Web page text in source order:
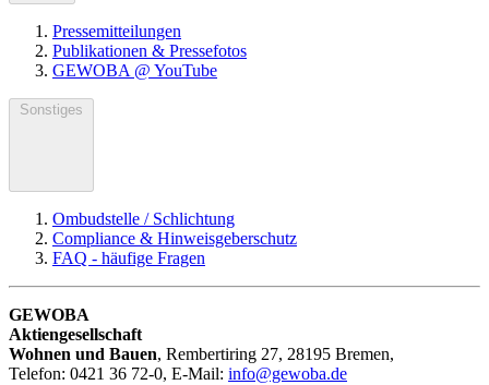
Pressemitteilungen
Publikationen & Pressefotos
GEWOBA @ YouTube
Sonstiges
Ombudstelle / Schlichtung
Compliance & Hinweisgeberschutz
FAQ - häufige Fragen
GEWOBA
Aktiengesellschaft
Wohnen und Bauen, Rembertiring 27, 28195 Bremen,
Telefon: 0421 36 72-0, E-Mail: info@gewoba.de